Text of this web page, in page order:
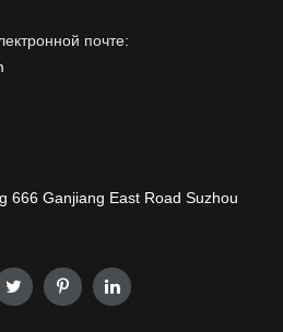
почте:
666 Ganjiang East Road Suzhou